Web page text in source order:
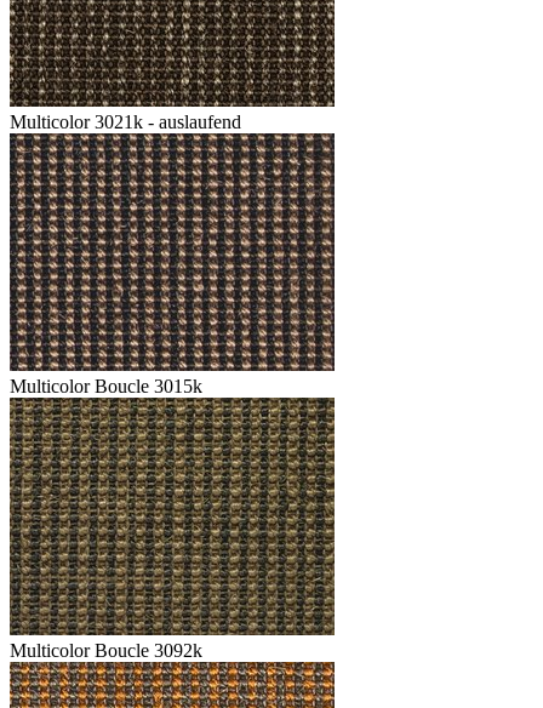
Multicolor 3021k - auslaufend
Multicolor Boucle 3015k
Multicolor Boucle 3092k